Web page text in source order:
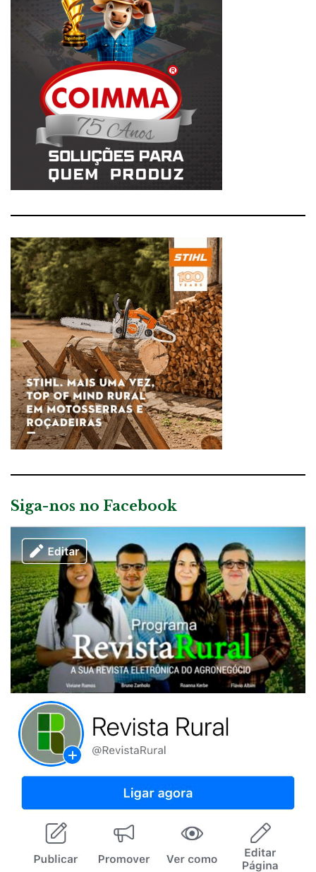
Siga-nos no Facebook